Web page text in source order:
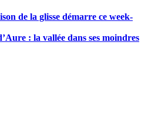
de la glisse démarre ce week-
: la vallée dans ses moindres